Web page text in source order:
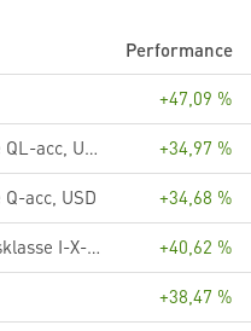
Performance
+47,09 %
UBS (Lux) Equity SICAV - Global Income (USD), Anteilsklasse QL-acc, USD +34,97 %
acc, USD +34,68 %
UBS (Lux) Equity SICAV - Global High Dividend (USD), Anteilsklasse I-X-acc, USD +40,62 %
+38,47 %